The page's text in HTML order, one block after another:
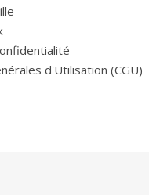
d'Utilisation (CGU)